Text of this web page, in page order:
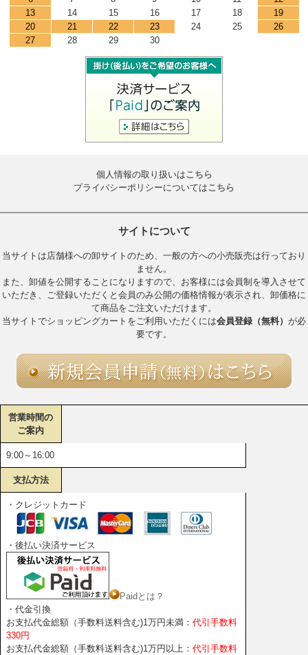
13
14 15 16 17 18
19
20
21 22 23 24 25
26
27
28 29 30
個人情報の取り扱いはこちら
プライバシーポリシーについてはこちら
サイトについて
当サイトは店舗様への卸サイトのため、一般の方への小売販売は行っており
ません。
また、卸値を公開することになりますので、お客様には会員制を導入させて
いただき、ご登録いただくと会員のみ公開の価格情報が表示され、卸価格に
て商品をご注文いただけます。
当サイトでショッピングカートをご利用いただくには会員登録（無料） が必
要です。
営業時間の
ご案内
9:00～16:00
支払方法
・クレジットカード
・後払い決済サービス
Paidとは？
・代金引換
お支払代金総額（手数料送料含む)1万円未満： 代引手数料
330円
お支払代金総額（手数料送料含む)1万円以上： 代引手数料